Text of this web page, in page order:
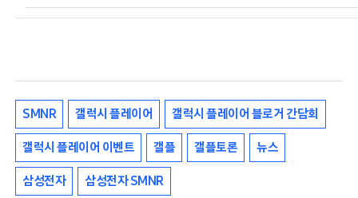
SMNR 갤럭시 플레이어 갤럭시 플레이어 블로거 간담회
갤럭시 플레이어 이벤트 갤플 갤플토론 뉴스
삼성전자 삼성전자 SMNR